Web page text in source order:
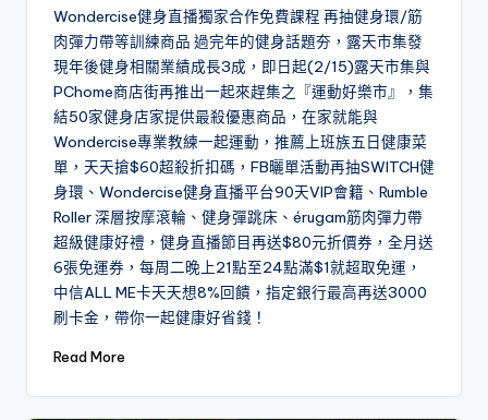
Wondercise健身直播獨家合作免費課程 再抽健身環/筋
肉彈力帶等訓練商品 過完年的健身話題夯，露天市集發
現年後健身相關業績成長3成，即日起(2/15)露天市集與
PChome商店街再推出一起來趕集之『運動好樂市』，集
結50家健身店家提供最殺優惠商品，在家就能與
Wondercise專業教練一起運動，推薦上班族五日健康菜
單，天天搶$60超殺折扣碼，FB曬單活動再抽SWITCH健
身環、Wondercise健身直播平台90天VIP會籍、Rumble
Roller 深層按摩滾輪、健身彈跳床、érugam筋肉彈力帶
超級健康好禮，健身直播節目再送$80元折價券，全月送
6張免運券，每周二晚上21點至24點滿$1就超取免運，
中信ALL ME卡天天想8%回饋，指定銀行最高再送3000
刷卡金，帶你一起健康好省錢！
Read More